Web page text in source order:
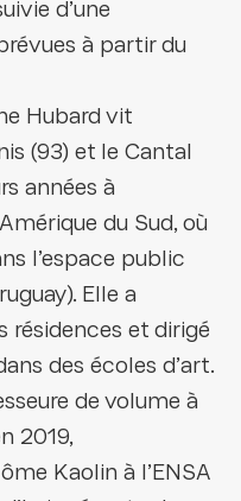
d’une
à partir du
Hubard vit
(93) et le Cantal
années à
du Sud, où
l’espace public
Elle a
résidences et dirigé
des écoles d’art.
de volume à
2019,
Kaolin à l’ENSA